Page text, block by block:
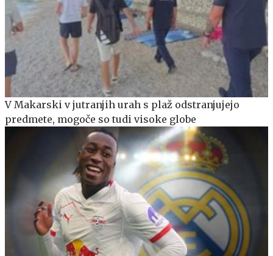
V Makarski v jutranjih urah s plaž odstranjujejo
predmete, mogoče so tudi visoke globe